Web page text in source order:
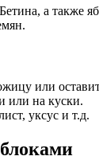
а
или
или на куски.
уксус и т.д.